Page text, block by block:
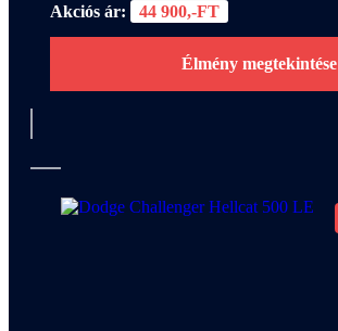
Akciós ár: 44 900,-FT
Élmény megtekintése